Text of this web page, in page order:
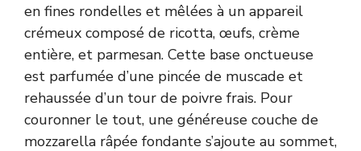
en fines rondelles et mêlées à un appareil
crémeux composé de ricotta, œufs, crème
entière, et parmesan. Cette base onctueuse
est parfumée d’une pincée de muscade et
rehaussée d’un tour de poivre frais. Pour
couronner le tout, une généreuse couche de
mozzarella râpée fondante s’ajoute au sommet,